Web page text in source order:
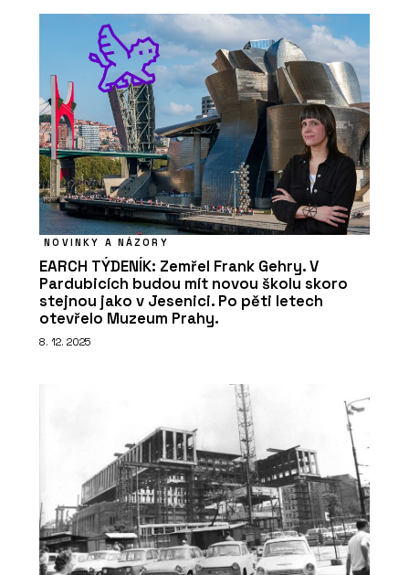
NOVINKY A NÁZORY
EARCH TÝDENÍK: Zemřel Frank Gehry. V
Pardubicích budou mít novou školu skoro
stejnou jako v Jesenici. Po pěti letech
otevřelo Muzeum Prahy.
8. 12. 2025